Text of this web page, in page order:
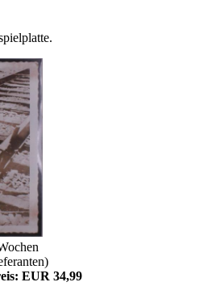
EUR 34,99